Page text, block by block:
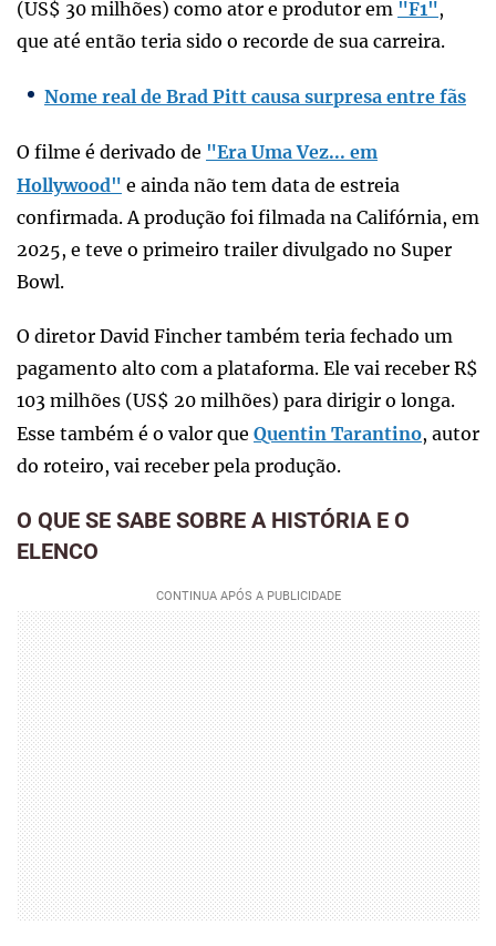
(US$ 30 milhões) como ator e produtor em "F1",
que até então teria sido o recorde de sua carreira.
Nome real de Brad Pitt causa surpresa entre fãs
O filme é derivado de "Era Uma Vez... em
Hollywood" e ainda não tem data de estreia
confirmada. A produção foi filmada na Califórnia, em
2025, e teve o primeiro trailer divulgado no Super
Bowl.
O diretor David Fincher também teria fechado um
pagamento alto com a plataforma. Ele vai receber R$
103 milhões (US$ 20 milhões) para dirigir o longa.
Esse também é o valor que Quentin Tarantino, autor
do roteiro, vai receber pela produção.
O QUE SE SABE SOBRE A HISTÓRIA E O
ELENCO